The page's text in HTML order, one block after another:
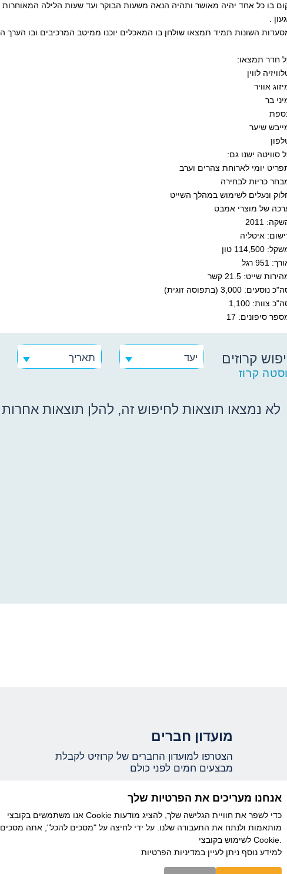
בו כל אחד יהיה מאושר ותהיה הנאה משעות הבוקר ועד שעות הלילה
.
השונות תמיד תמצאו שולחן בו המאכלים יוכנו ממיטב המרכיבים ובו הערך
חדר תמצאו:
לווין
אוויר
בר
שיער
סוויטה ישנו גם:
יומי לארוחת צהרים וערב
כריות לבחירה
ונעלים לשימוש במהלך השייט
של מוצרי אמבט
2011
איטליה
114,500 טון
951 רגל
שייט: 21.5 קשר
3,000 (בתפוסה זוגית)
צוות: 1,100
סיפונים: 17
קרוזים
קרוז
יעד תאריך
לא נמצאו תוצאות לחיפוש זה, להלן תוצאות אחרות
מועדון חברים
הצטרפו למועדון החברים של קרוזיט לקבלת
מבצעים חמים לפני כולם
אני מאשר/ת קבלת עדכונים ומידע שיווקי ממועדון
קרוזיט מבית דיזנהאוז, וידוע לי כי ניתן להסיר את
ההרשמה בכל עת.
אנחנו מעריכים את הפרטיות שלך
אנו משתמשים בקובצי Cookie כדי לשפר את חוויית הגלישה שלך, להציג מודעות
מותאמות ולנתח את התעבורה שלנו. על ידי לחיצה על "מסכים להכל", אתה מסכים
לשימוש בקובצי Cookie.
למידע נוסף ניתן לעיין במדיניות הפרטיות